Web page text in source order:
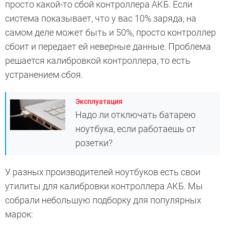
просто какой-то сбой контроллера АКБ. Если
система показывает, что у вас 10% заряда, на
самом деле может быть и 50%, просто контроллер
сбоит и передает ей неверные данные. Проблема
решается калибровкой контроллера, то есть
устранением сбоя.
Эксплуатация
Надо ли отключать батарею
ноутбука, если работаешь от
розетки?
У разных производителей ноутбуков есть свои
утилиты для калибровки контроллера АКБ. Мы
собрали небольшую подборку для популярных
марок: